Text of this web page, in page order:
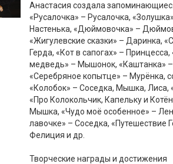
Анастасия создала
«Русалочка» – Русалочка,
Настенька, «Дюймовочка» –
«Жигулевские сказки» – Даринка,
Герда, «Кот в сапогах» –
медведь» – Мышонок, «Каштанка»
«Серебряное копытце» – Мурёнка,
«Колобок» – Соседка, Мышка, Лиса,
«Про Колокольчик, Капельку и
Мышка, «Чудо моё особенное» –
лавочке» – Соседка, «Путешествие
Фелиция и др.
Творческие награды и достижения